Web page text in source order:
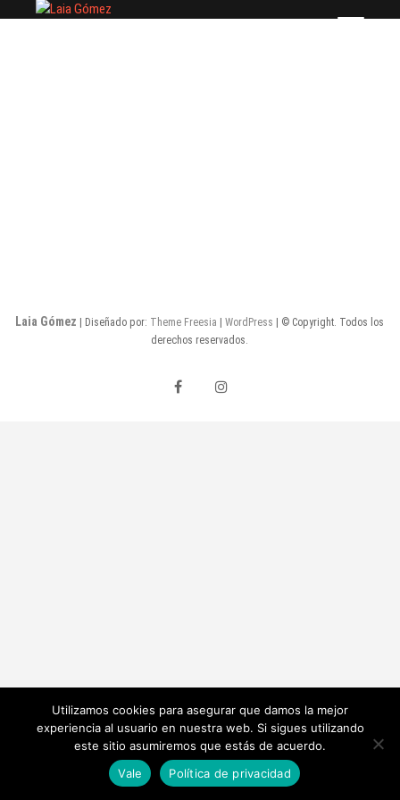
Laia Gómez
FASHION STYLIST
Laia Gómez | Diseñado por: Theme Freesia |WordPress
| © Copyright. Todos los
derechos reservados.
facebookinstagram
Utilizamos cookies para asegurar que damos la mejor
experiencia al usuario en nuestra web. Si sigues utilizando
este sitio asumiremos que estás de acuerdo.
Vale
Política de privacidad